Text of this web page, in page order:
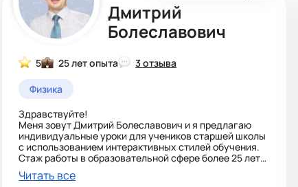
Дмитрий
Болеславович
5 25 лет опыта
3 отзыва
Физика
Здравствуйте!
Меня зовут Дмитрий Болеславович и я предлагаю
индивидуальные уроки для учеников старшей школы
с использованием интерактивных стилей обучения.
Стаж работы в образовательной сфере более 25 лет
позволяет мне эффективно поддерживать учеников в
освоении школьной программы.
Читать все